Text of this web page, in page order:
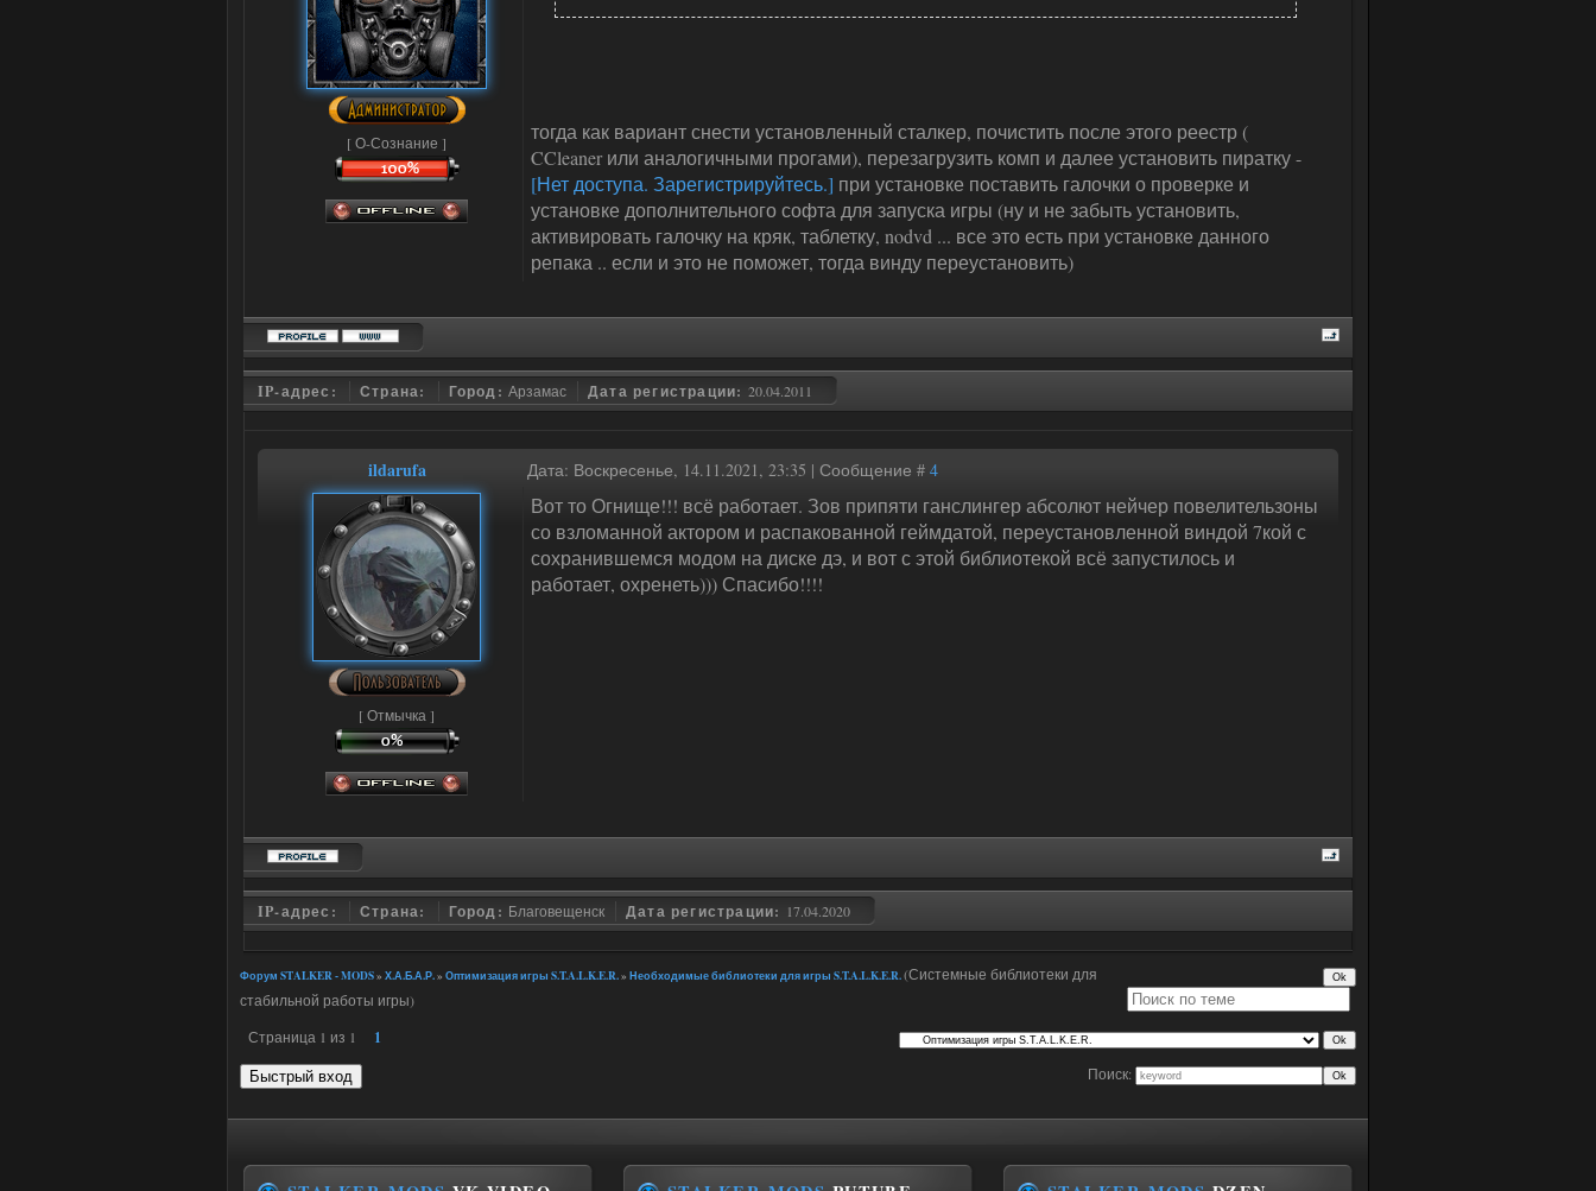
[ О-Сознание ]
тогда как вариант снести установленный сталкер, почистить после этого реестр (
CCleaner или аналогичными прогами), перезагрузить комп и далее установить пиратку -
[Нет доступа. Зарегистрируйтесь.] при установке поставить галочки о проверке и
установке дополнительного софта для запуска игры (ну и не забыть установить,
активировать галочку на кряк, таблетку, nodvd ... все это есть при установке данного
репака .. если и это не поможет, тогда винду переустановить)
IP-адрес: Страна: Город:Арзамас Дата регистрации: 20.04.2011
ildarufa Дата: Воскресенье, 14.11.2021, 23:35 | Сообщение # 4
[ Отмычка ]
Вот то Огнище!!! всё работает. Зов припяти ганслингер абсолют нейчер повелительзоны
со взломанной актором и распакованной геймдатой, переустановленной виндой 7кой с
сохранившемся модом на диске дэ, и вот с этой библиотекой всё запустилось и
работает, охренеть))) Спасибо!!!!
IP-адрес: Страна: Город: Благовещенск Дата регистрации: 17.04.2020
Форум STALKER - MODS» Х.А.Б.А.Р.» Оптимизация игры S.T.A.L.K.E.R.» Необходимые библиотеки для игры S.T.A.L.K.E.R.(Системные библиотеки для
стабильной работы игры)
Страница 1 из 1 1
Поиск: